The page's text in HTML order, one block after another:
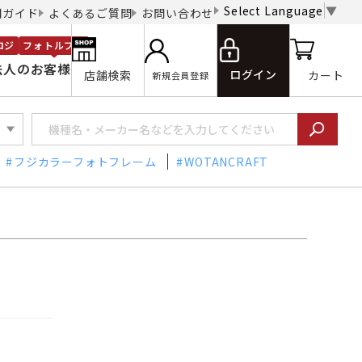
イド よくあるご質問 お問い合わせ Select Language ▼
のお客様
ジ フォトルプロ
店舗検索 新規会員登録 ログイン カート
フジカラーフォトフレーム WOTANCRAFT